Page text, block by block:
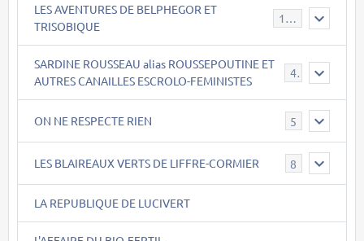
LES AVENTURES DE BELPHEGOR ET
TRISOBIQUE
147
SARDINE ROUSSEAU alias ROUSSEPOUTINE ET
AUTRES CANAILLES ESCROLO-FEMINISTES
40
ON NE RESPECTE RIEN 5
LES BLAIREAUX VERTS DE LIFFRE-CORMIER 8
LA REPUBLIQUE DE LUCIVERT